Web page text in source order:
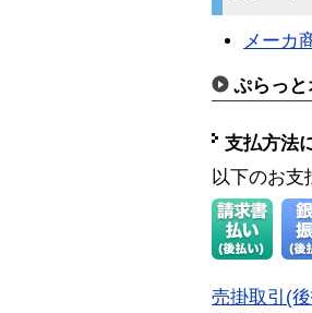
メーカ
ぷらっ
支払方法
以下のお支
売掛取引(